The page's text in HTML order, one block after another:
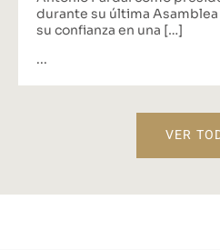
durante su última
su confianza en una […]
...
VER